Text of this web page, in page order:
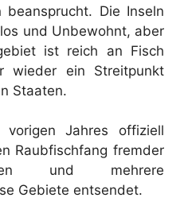
Die Inseln
und Unbewohnt, aber
ist reich an Fisch
wieder ein Streitpunkt
Staaten.
Jahres offiziell
Raubfischfang fremder
und mehrere
Gebiete entsendet.